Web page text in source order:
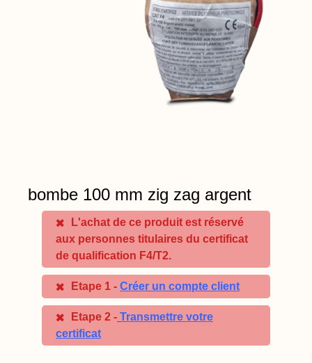
bombe 100 mm zig zag argent
L'achat de ce produit est réservé
aux personnes titulaires du certificat
de qualification F4/T2.
Etape 1 - Créer un compte client
Etape 2 - Transmettre votre
certificat